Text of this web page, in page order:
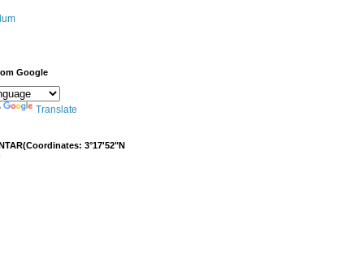
Google
Translate
3°17'52"N